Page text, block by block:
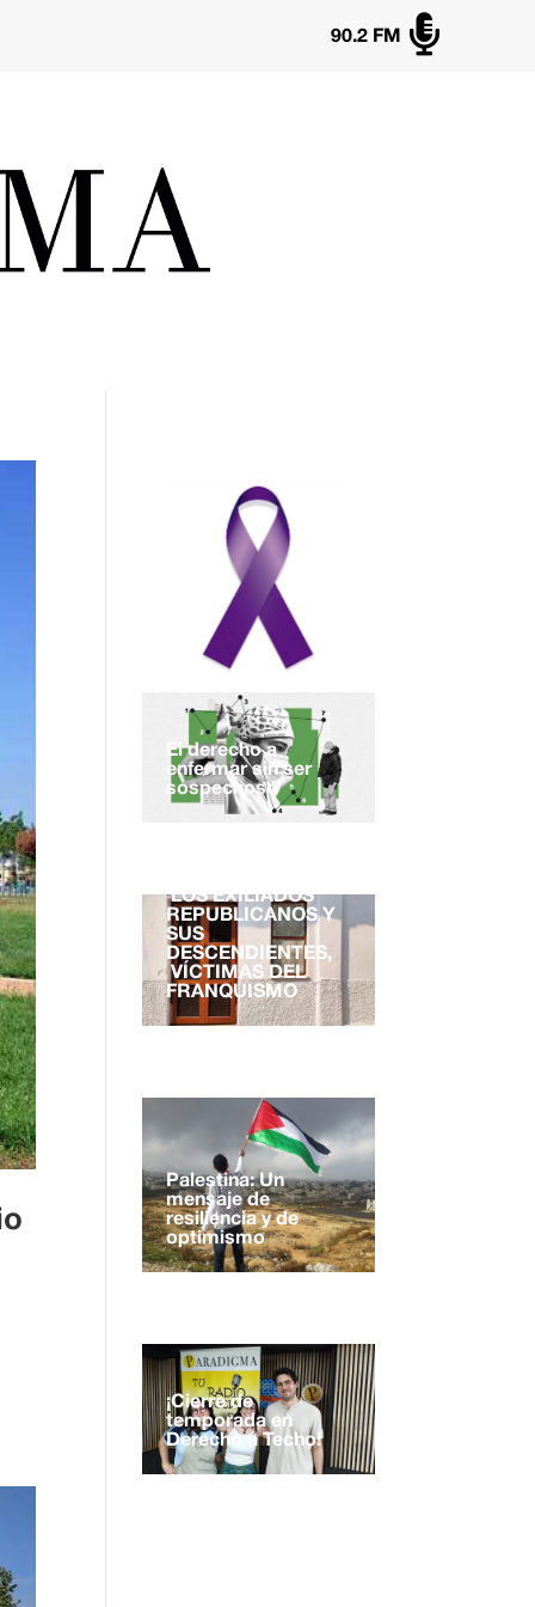

90.2 FM
El derecho a
enfermar sin ser
sospechoso
LOS EXILIADOS
REPUBLICANOS Y
SUS
DESCENDIENTES,
VÍCTIMAS DEL
FRANQUISMO
Palestina: Un
mensaje de
resiliencia y de
optimismo
¡Cierre de
temporada en
Derecho a Techo!